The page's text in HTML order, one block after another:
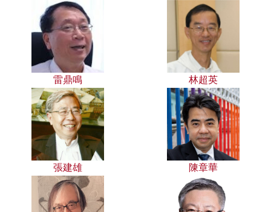
雷鼎鳴 林超英
張建雄 陳章華